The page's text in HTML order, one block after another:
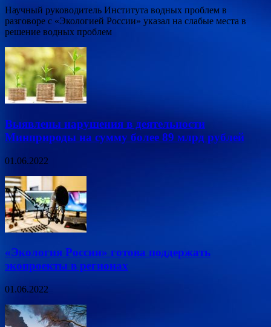
Научный руководитель Института водных проблем в
разговоре с «Экологией России» указал на слабые места в
решение водных проблем
Выявлены нарушения в деятельности
Минприроды на сумму более 89 млрд рублей
01.06.2022
«Экология России» готова поддержать
экопроекты в регионах
01.06.2022